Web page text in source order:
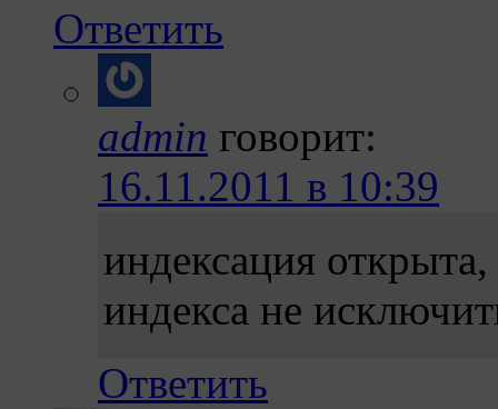
Ответить
admin говорит:
16.11.2011 в 10:39
индексация
индекса не
Ответить